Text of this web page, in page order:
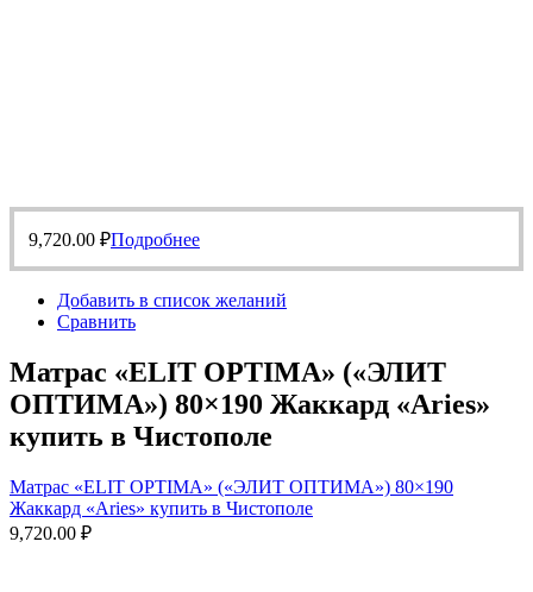
9,720.00 ₽Подробнее
Добавить в список желаний
Сравнить
Матрас «ELIT OPTIMA» («ЭЛИТ
ОПТИМА») 80×190 Жаккард «Aries»
купить в Чистополе
Матрас «ELIT OPTIMA» («ЭЛИТ ОПТИМА») 80×190
Жаккард «Aries» купить в Чистополе
9,720.00 ₽